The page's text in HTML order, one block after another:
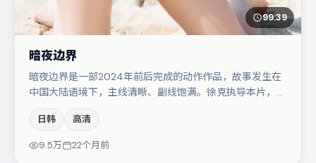
99:39
暗夜边界
暗夜边界是一部2024年前后完成的动作作品，故事发生在
中国大陆语境下，主线清晰、副线饱满。徐克执导本片，在
当。主演阵容包括沈腾、廖凡、黄渤等，角色动机前后呼
应，适合喜欢抠台词与伏笔的观众。整体完成度较高，适合
日韩 高清
9.5万 22个月前